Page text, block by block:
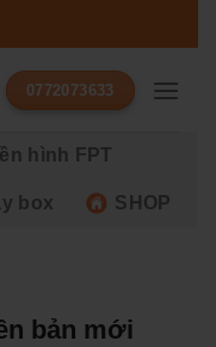
0772073633
hình FPT
box SHOP
bản mới